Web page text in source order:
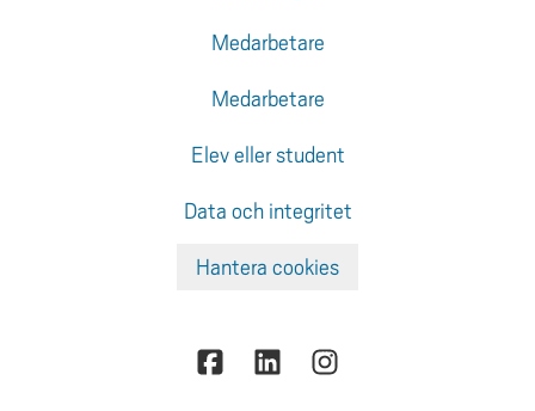
Medarbetare
Medarbetare
Elev eller student
Data och integritet
Hantera cookies